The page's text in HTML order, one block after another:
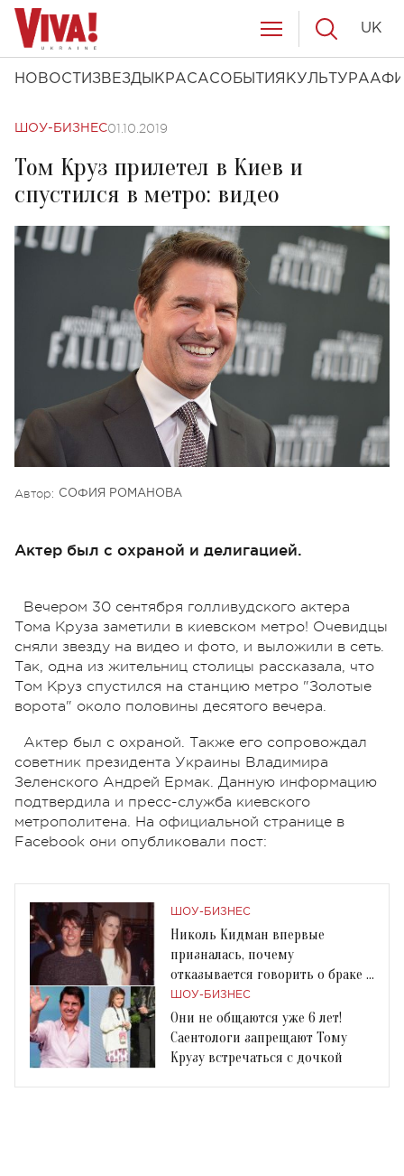
НОВОСТИ ЗВЕЗДЫ КРАСАСОБЫТИЯ КУЛЬТУРА
UK
ШОУ-БИЗНЕС01.10.2019
Том Круз прилетел в Киев и
cпустился в метро: видео
Автор: СОФИЯ РОМАНОВА
Актер был с охраной и делигацией.
Вечером 30 сентября голливудского актера
Тома Круза заметили в киевском метро! Очевидцы
сняли звезду на видео и фото, и выложили в сеть.
Так, одна из жительниц столицы рассказала, что
Том Круз спустился на станцию метро "Золотые
ворота" около половины десятого вечера.
Актер был с охраной. Также его сопровождал
советник президента Украины Владимира
Зеленского Андрей Ермак. Данную информацию
подтвердила и пресс-служба киевского
метрополитена. На официальной странице в
Facebook они опубликовали пост:
ШОУ-БИЗНЕС
Николь Кидман впервые
призналась, почему
отказывается говорить о браке с
Томом Крузом
ШОУ-БИЗНЕС
Они не общаются уже 6 лет!
Саентологи запрещают Тому
Крузу встречаться с дочкой